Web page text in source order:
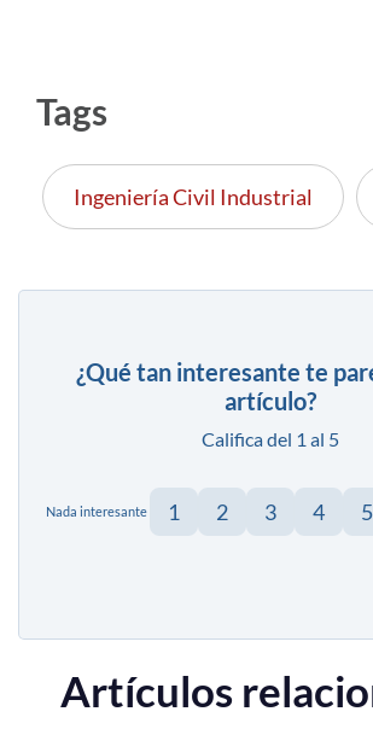
Tags
Ingeniería Civil Industrial
¿Qué tan interesante te
artículo?
Califica del 1 al 5
Nada interesante 1 2 3 4 5
Artículos